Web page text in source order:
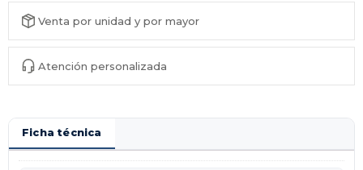
Venta por unidad y por mayor
Atención personalizada
Ficha técnica